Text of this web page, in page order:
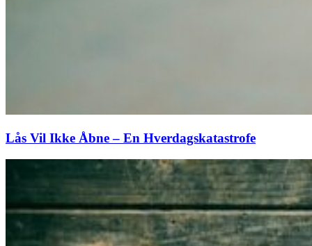
Lås Vil Ikke Åbne – En Hverdagskatastrofe